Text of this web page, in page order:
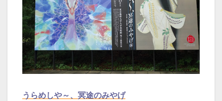
うらめしや～、冥途のみやげ